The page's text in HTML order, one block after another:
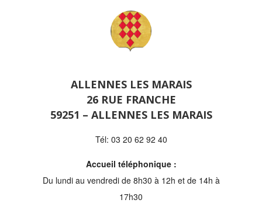
ALLENNES LES MARAIS
26 RUE FRANCHE
59251 – ALLENNES LES MARAIS
Tél: 03 20 62 92 40
Accueil téléphonique :
Du lundi au vendredi de 8h30 à 12h et de 14h à
17h30